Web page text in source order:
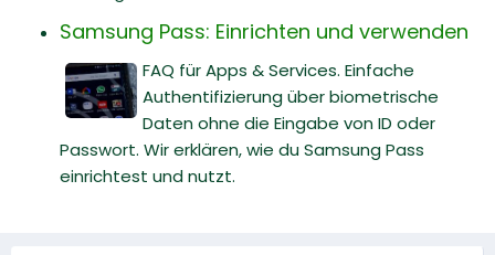
Samsung Pass: Einrichten und verwenden
FAQ für Apps & Services. Einfache
Authentifizierung über biometrische
Daten ohne die Eingabe von ID oder
Passwort. Wir erklären, wie du Samsung Pass
einrichtest und nutzt.